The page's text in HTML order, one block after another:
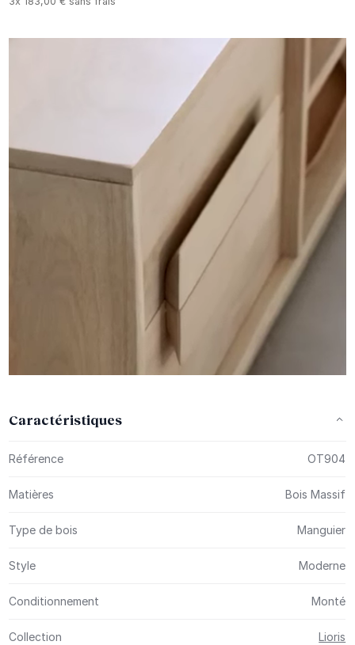
Caractéristiques
Référence OT904
Matières Bois Massif
Type de bois Manguier
Style Moderne
Conditionnement Monté
Collection Lioris